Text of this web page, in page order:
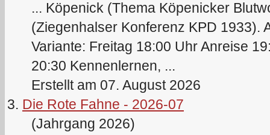
... Köpenick (Thema Köpenicker
(Ziegenhalser Konferenz KPD 1933).
Variante: Freitag 18:00 Uhr Anreise
20:30 Kennenlernen, ...
Erstellt am 07. August 2026
3. Die Rote Fahne - 2026-07
(Jahrgang 2026)